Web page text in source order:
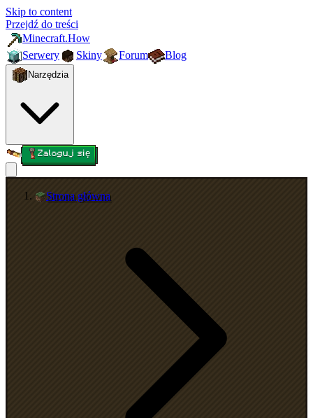
Skip to content
Przejdź do treści
Minecraft.How
Serwery
Skiny Forum Blog
Narzędzia
Zaloguj się
Strona główna